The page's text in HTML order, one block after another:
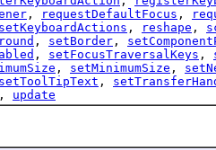
, requestDefaultFocus ,
, reshape ,
, setBorder ,
, setFocusTraversalKeys ,
, setMinimumSize ,
setToolTipText ,
, update